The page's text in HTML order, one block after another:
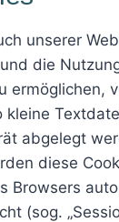
unserer
die
ermöglichen,
kleine
abgelegt
diese
Browsers
(sog.